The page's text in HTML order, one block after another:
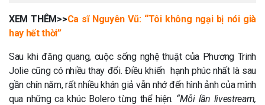
XEM THÊM>>Ca sĩ Nguyên Vũ: “Tôi không ngại bị nói già
hay hết thời”
Sau khi đăng quang, cuộc sống nghệ thuật của Phương Trinh
Jolie cũng có nhiều thay đổi. Điều khiến hạnh phúc nhất là sau
gần chín năm, rất nhiều khán giả vẫn nhớ đến hình ảnh của mình
qua những ca khúc Bolero từng thể hiện. “Mỗi lần livestream,